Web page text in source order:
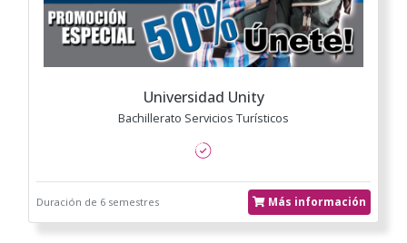
Universidad Unity
Bachillerato Servicios Turísticos
Duración de 6 semestres Más información